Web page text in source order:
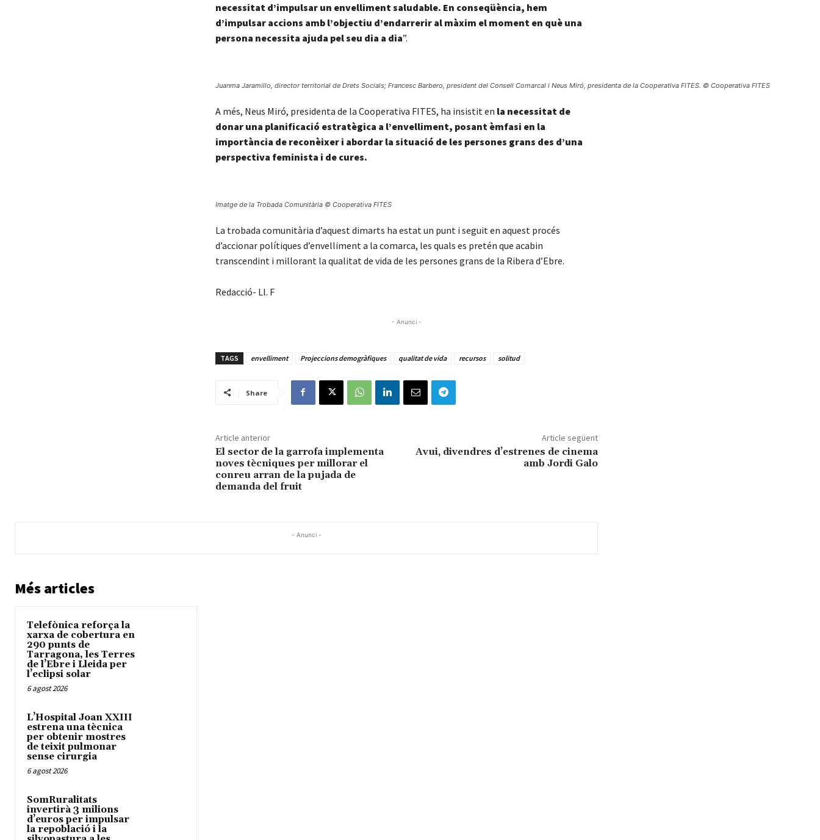
necessitat d’impulsar un envelliment saludable. En conseqüència, hem
d’impulsar accions amb l’objectiu d’endarrerir al màxim el moment en què una
persona necessita ajuda pel seu dia a dia”.
Juanma Jaramillo, director territorial de Drets Socials; Francesc Barbero, president del Consell Comarcal i Neus Miró, presidenta de la Cooperativa FITES. © Cooperativa FITES
A més, Neus Miró, presidenta de la Cooperativa FITES, ha insistit en la necessitat de
donar una planificació estratègica a l’envelliment, posant èmfasi en la
importància de reconèixer i abordar la situació de les persones grans des d’una
perspectiva feminista i de cures.
Imatge de la Trobada Comunitària © Cooperativa FITES
La trobada comunitària d’aquest dimarts ha estat un punt i seguit en aquest procés
d’accionar polítiques d’envelliment a la comarca, les quals es pretén que acabin
transcendint i millorant la qualitat de vida de les persones grans de la Ribera d’Ebre.
Redacció- Ll. F
- Anunci -
TAGS envelliment Projeccions demogràfiques qualitat de vida recursos solitud
Share
Article anterior
El sector de la garrofa implementa
noves tècniques per millorar el
conreu arran de la pujada de
demanda del fruit
Article següent
Avui, divendres d’estrenes de cinema
amb Jordi Galo
- Anunci -
Més articles
Telefònica reforça la
xarxa de cobertura en
290 punts de
Tarragona, les Terres
de l’Ebre i Lleida per
l’eclipsi solar
6 agost 2026
L’Hospital Joan XXIII
estrena una tècnica
per obtenir mostres
de teixit pulmonar
sense cirurgia
6 agost 2026
SomRuralitats
invertirà 3 milions
d’euros per impulsar
la repoblació i la